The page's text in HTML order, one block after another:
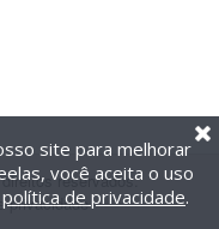
reservados.
privacidade
site para melhorar
você aceita o uso
política de privacidade.